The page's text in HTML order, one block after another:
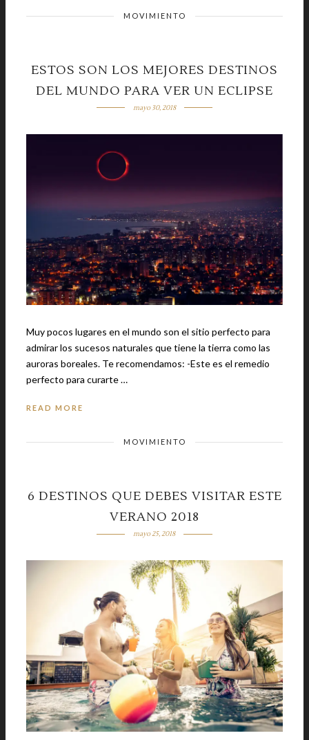
MOVIMIENTO
ESTOS SON LOS MEJORES DESTINOS
DEL MUNDO PARA VER UN ECLIPSE
mayo 30, 2018
Muy pocos lugares en el mundo son el sitio perfecto para
admirar los sucesos naturales que tiene la tierra como las
auroras boreales. Te recomendamos: -Este es el remedio
perfecto para curarte …
READ MORE
MOVIMIENTO
6 DESTINOS QUE DEBES VISITAR ESTE
VERANO 2018
mayo 25, 2018